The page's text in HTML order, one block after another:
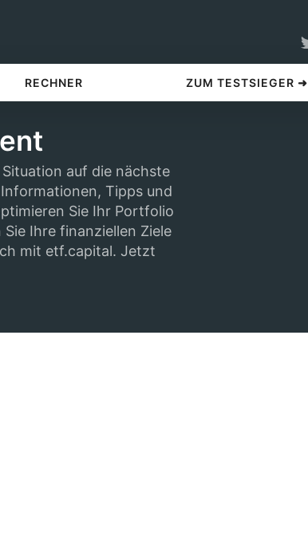
RECHNER ZUM TESTSIEGER ➜
auf die nächste
Tipps und
Sie Ihr Portfolio
Ihre finanziellen Ziele
mit etf.capital. Jetzt